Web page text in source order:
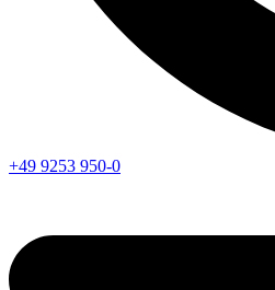
+49 9253 950-0